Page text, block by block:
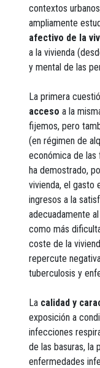
contextos
ampliamente
afectivo de la
a la vivienda
y mental de las
La primera
acceso a la
fijemos, pero
(en régimen de
económica de las
ha demostrado,
vivienda, el gasto
ingresos a la
adecuadamente
como más
coste de la
repercute
tuberculosis y
La calidad y
exposición a
infecciones
de las basuras, la
enfermedades